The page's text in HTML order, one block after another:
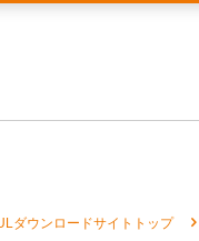
ダウンロードサイトトップ